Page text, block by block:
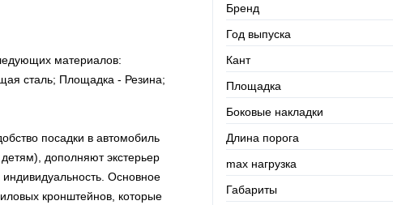
материалов:
сталь; Площадка - Резина;
посадки в автомобиль
дополняют экстерьер
Основное
кронштейнов, которые
Бренд
Год выпуска
Кант
Площадка
Боковые накладки
Длина порога
max нагрузка
Габариты